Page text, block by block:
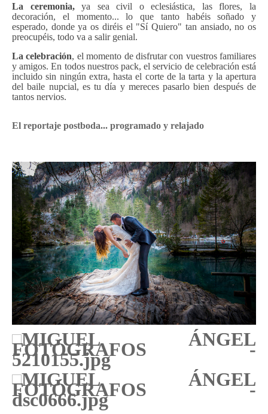
La ceremonia,ya sea civil o eclesiástica, las flores, la
decoración, el momento... lo que tanto habéis soñado y
esperado, donde ya os diréis el "Sí Quiero" tan ansiado, no os
preocupéis, todo va a salir genial.
La celebración, el momento de disfrutar con vuestros familiares
y amigos. En todos nuestros pack, el servicio de celebración está
incluido sin ningún extra, hasta el corte de la tarta y la apertura
del baile nupcial, es tu día y mereces pasarlo bien después de
tantos nervios.
El reportaje postboda... programado y relajado